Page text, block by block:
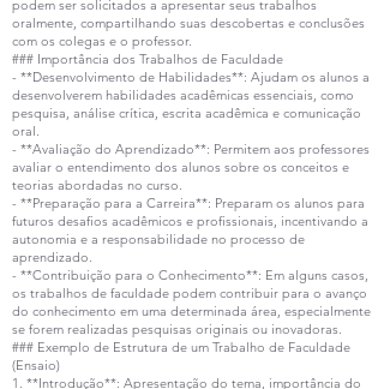
podem ser solicitados a apresentar seus trabalhos
oralmente, compartilhando suas descobertas e conclusões
com os colegas e o professor.
### Importância dos Trabalhos de Faculdade
- **Desenvolvimento de Habilidades**: Ajudam os alunos a
desenvolverem habilidades acadêmicas essenciais, como
pesquisa, análise crítica, escrita acadêmica e comunicação
oral.
- **Avaliação do Aprendizado**: Permitem aos professores
avaliar o entendimento dos alunos sobre os conceitos e
teorias abordadas no curso.
- **Preparação para a Carreira**: Preparam os alunos para
futuros desafios acadêmicos e profissionais, incentivando a
autonomia e a responsabilidade no processo de
aprendizado.
- **Contribuição para o Conhecimento**: Em alguns casos,
os trabalhos de faculdade podem contribuir para o avanço
do conhecimento em uma determinada área, especialmente
se forem realizadas pesquisas originais ou inovadoras.
### Exemplo de Estrutura de um Trabalho de Faculdade
(Ensaio)
1. **Introdução**: Apresentação do tema, importância do